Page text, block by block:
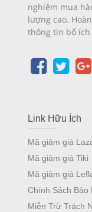
nghiệm mua
lượng cao.
thông tin bổ
Link Hữu Ích
Mã giảm giá
Mã giảm giá Tiki
Mã giảm giá
Chính Sách Bảo
Miễn Trừ Trách